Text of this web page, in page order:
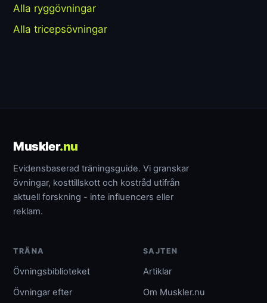
Alla ryggövningar
Alla tricepsövningar
Muskler.nu
Evidensbaserad träningsguide. Vi granskar
övningar, kosttillskott och kostråd utifrån
aktuell forskning - inte influencers eller
reklam.
TRÄNA
Övningsbiblioteket
Övningar efter
SAJTEN
Artiklar
Om Muskler.nu